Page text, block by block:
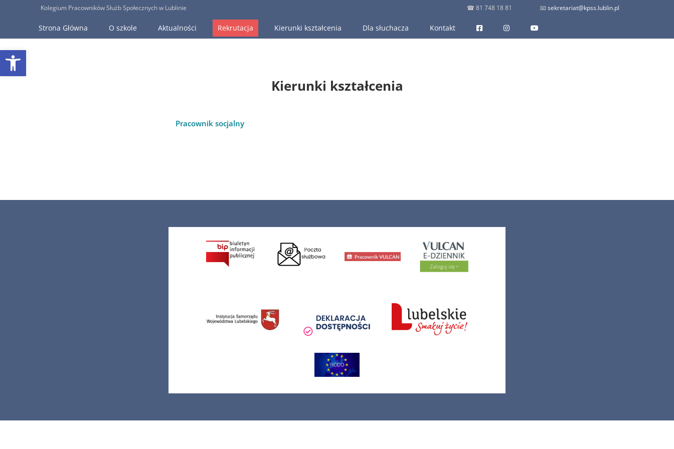
Open toolbar
Kolegium Pracowników Służb Społecznych w Lublinie ☎ 81 748 18 81 📧sekretariat@kpss.lublin.pl
Strona Główna O szkole Aktualności Rekrutacja Kierunki kształcenia Dla słuchacza Kontakt
Kierunki kształcenia
Pracownik socjalny